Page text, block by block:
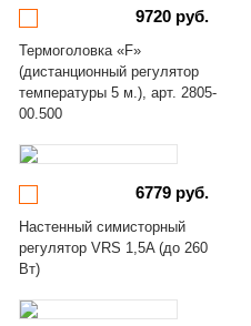
9720 руб.
Термоголовка «F»
(дистанционный регулятор
температуры 5 м.), арт. 2805-
00.500
6779 руб.
Настенный симисторный
регулятор VRS 1,5A (до 260
Вт)